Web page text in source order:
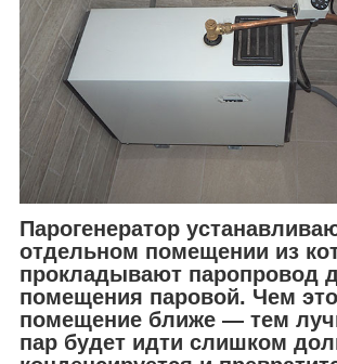
Парогенератор
отдельном помещении из
прокладывают паропровод
помещения паровой. Чем это
помещение ближе — тем
пар будет идти слишком